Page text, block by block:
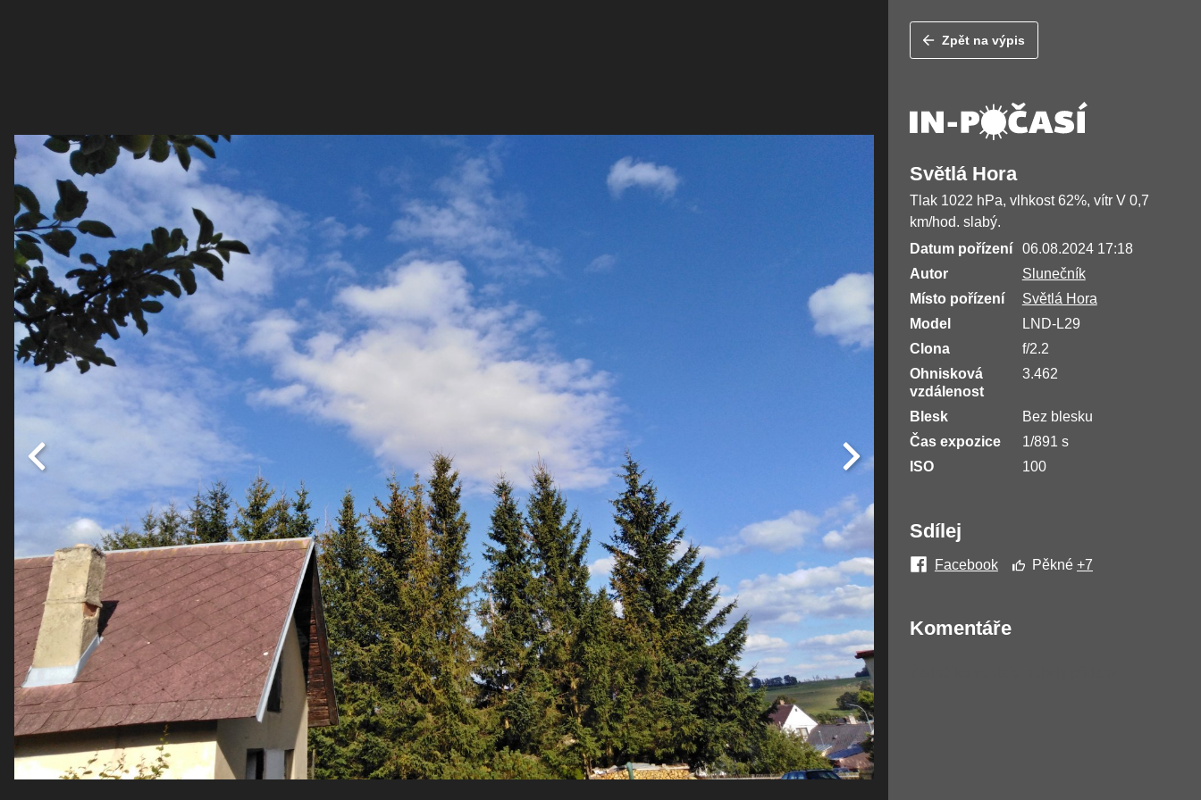
Zpět na výpis
Světlá Hora
Tlak 1022 hPa, vlhkost 62%, vítr V 0,7
km/hod. slabý.
Datum pořízení
06.08.2024 17:18
Autor
Slunečník
Místo pořízení
Světlá Hora
Model
LND-L29
Clona
f/2.2
Ohnisková
vzdálenost
3.462
Blesk
Bez blesku
Čas expozice
1/891 s
ISO
100
Sdílej
Facebook Pěkné +7
Komentáře